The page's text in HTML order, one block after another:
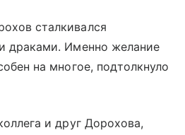
сталкивался
драками. Именно желание
на многое, подтолкнуло
и друг Дорохова,